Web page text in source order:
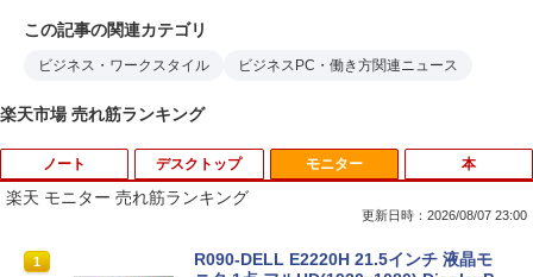
この記事の関連カテゴリ
ビジネス・ワークスタイル ビジネスPC・働き方関連ニュース
楽天市場 売れ筋ランキング
ノート
1
【期間限定 ポイントUP＆クーポン配
デスクトップ
1
【今だけ】全品ポイント10倍 お買い物マ
モニター
楽天 モニター 売れ筋ランキング
更新日時：2026/08/07 23:00
1
R090-DELL E2220H 21.5インチ 液晶モ
本